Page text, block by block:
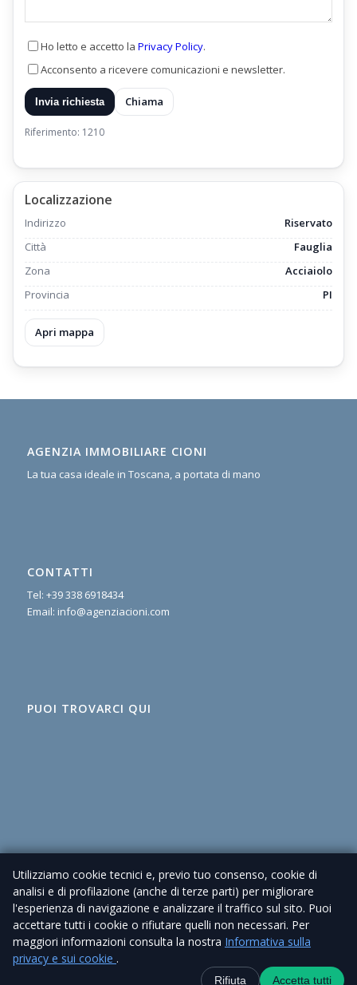
Ho letto e accetto la Privacy Policy.
Acconsento a ricevere comunicazioni e newsletter.
Invia richiesta Chiama
Riferimento: 1210
Localizzazione
Indirizzo
Riservato
Città
Fauglia
Zona
Acciaiolo
Provincia
PI
Apri mappa
AGENZIA IMMOBILIARE CIONI
La tua casa ideale in Toscana, a portata di mano
CONTATTI
Tel: +39 338 6918434
Email: info@agenziacioni.com
PUOI TROVARCI QUI
© 2026 Agenzia Immobiliare Cioni – P. IVA 02225630462 |
Utilizziamo cookie tecnici e, previo tuo consenso, cookie di
analisi e di profilazione (anche di terze parti) per migliorare
l'esperienza di navigazione e analizzare il traffico sul sito. Puoi
accettare tutti i cookie o rifiutare quelli non necessari. Per
maggiori informazioni consulta la nostra Informativa sulla
privacy e sui cookie .
Rifiuta Accetta tutti
WhatsApp Canale